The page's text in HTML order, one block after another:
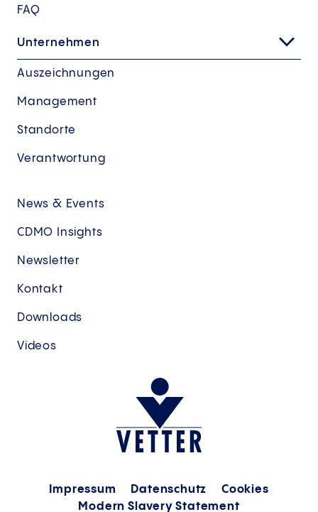
FAQ
Unternehmen
Auszeichnungen
Management
Standorte
Verantwortung
News & Events
CDMO Insights
Newsletter
Kontakt
Downloads
Videos
Impressum Datenschutz
Cookies
Modern Slavery Statement